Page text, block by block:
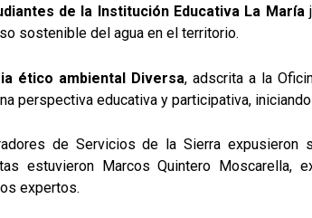
de la Institución Educativa La María
sostenible del agua en el territorio.
ético ambiental Diversa, adscrita a la
perspectiva educativa y participativa, iniciando
de Servicios de la Sierra
estuvieron Marcos Quintero Moscarella,
expertos.